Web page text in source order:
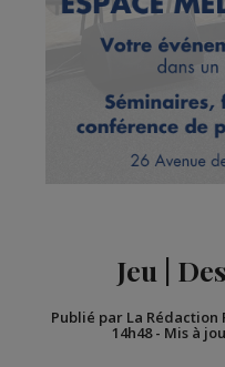
Jeu |
Publié par La Rédaction
14h48- Mis à